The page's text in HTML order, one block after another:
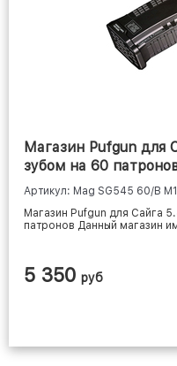
Магазин Pufgun для
зубом на 60
Артикул: Mag SG545 60/B M1
Магазин Pufgun для Сайга
патронов Данный магазин
5 350 руб